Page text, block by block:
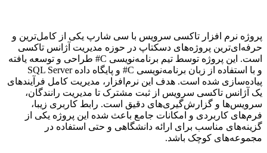
پروژه نرم افزار تاکسی سرویس با سی شارپ یکی از کامل‌ترین و
حرفه‌ای‌ترین پروژه‌های دسکتاپ در حوزه مدیریت آژانس تاکسی
است. این پروژه توسط تیم برنامه‌نویسی C# طراحی و توسعه یافته
و با استفاده از زبان برنامه‌نویسی C# و پایگاه داده SQL Server
پیاده‌سازی شده است. هدف این نرم‌افزار، مدیریت کامل فرآیندهای
یک آژانس تاکسی سرویس از ثبت مشترک تا مدیریت رانندگان،
سرویس‌ها و گزارش‌گیری‌های دقیق است. رابط کاربری زیبا،
فرم‌های کاربردی و امکانات جامع باعث شده این پروژه یکی از
گزینه‌های مناسب برای ارائه دانشگاهی و حتی استفاده در
مجموعه‌های کوچک باشد.